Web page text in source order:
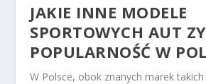
JAKIE INNE MODELE
SPORTOWYCH AUT
POPULARNOŚĆ W
W Polsce, obok znanych marek